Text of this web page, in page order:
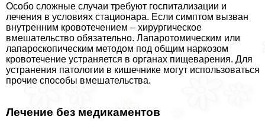
Особо сложные случаи требуют госпитализации и
лечения в условиях стационара. Если симптом вызван
внутренним кровотечением – хирургическое
вмешательство обязательно. Лапаротомическим или
лапароскопическим методом под общим наркозом
кровотечение устраняется в органах пищеварения. Для
устранения патологии в кишечнике могут использоваться
прочие способы вмешательства.
Лечение без медикаментов